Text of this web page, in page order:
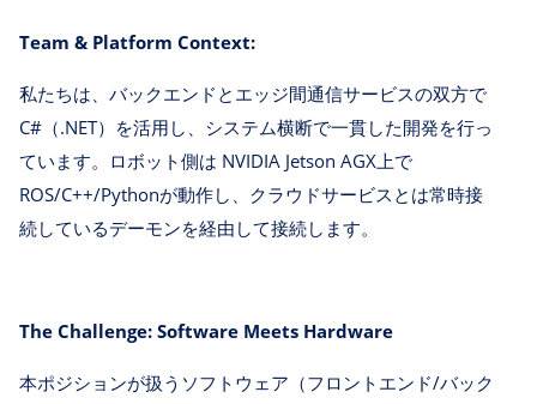
Team & Platform Context:
私たちは、バックエンドとエッジ間通信サービスの双方で
C#（.NET）を活用し、システム横断で一貫した開発を行っ
ています。ロボット側は NVIDIA Jetson AGX上で
ROS/C++/Pythonが動作し、クラウドサービスとは常時接
続しているデーモンを経由して接続します。
The Challenge: Software Meets Hardware
本ポジションが扱うソフトウェア（フロントエンド/バック